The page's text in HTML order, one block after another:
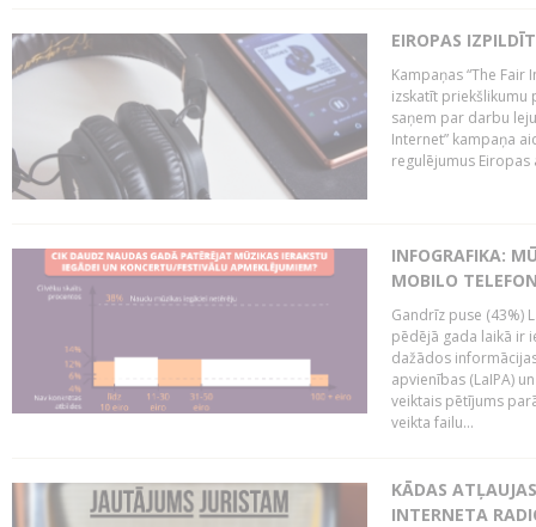
EIROPAS
Kampaņas “The
izskatīt priekšlikumu
saņem par darbu
Internet” kampaņa
regulējumus
INFOGRAFIKA:
MOBILO
Gandrīz puse (43%)
pēdējā gada laikā ir
dažādos
apvienības (LaIPA)
veiktais pētījums
veikta failu...
KĀDAS
INTERNETA